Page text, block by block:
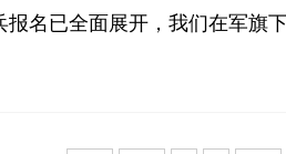
报名已全面展开，我们在军旗